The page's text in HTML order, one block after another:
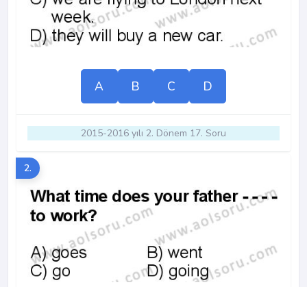
A B C D
2015-2016 yılı 2. Dönem 17. Soru
2.